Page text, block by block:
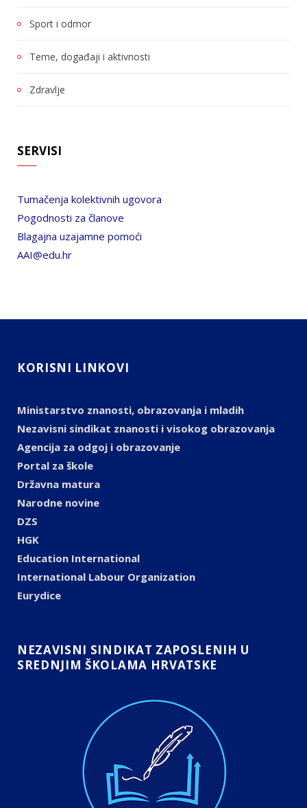
Sport i odmor
Teme, događaji i aktivnosti
Zdravlje
SERVISI
Tumačenja kolektivnih ugovora
Pogodnosti za članove
Blagajna uzajamne pomoći
AAI@edu.hr
KORISNI LINKOVI
Ministarstvo znanosti, obrazovanja i mladih
Nezavisni sindikat znanosti i visokog obrazovanja
Agencija za odgoj i obrazovanje
Portal za škole
Državna matura
Narodne novine
DZS
HGK
Education International
International Labour Organization
Eurydice
NEZAVISNI SINDIKAT ZAPOSLENIH U
SREDNJIM ŠKOLAMA HRVATSKE